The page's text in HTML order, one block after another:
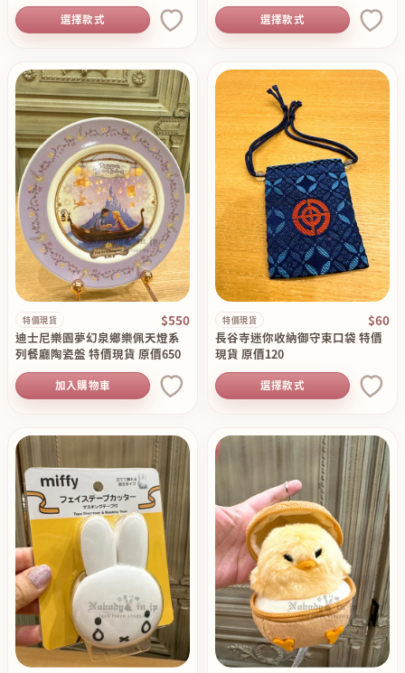
選擇款式 選擇款式
特價現貨 $550
迪士尼樂園夢幻泉鄉樂佩天燈系
列餐廳陶瓷盤 特價現貨 原價650
加入購物車
特價現貨 $60
長谷寺迷你收納御守束口袋 特價
現貨 原價120
選擇款式